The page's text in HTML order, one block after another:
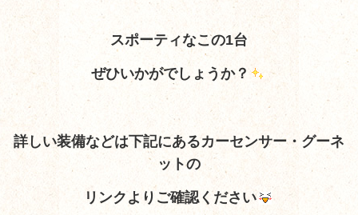
スポーティなこの1台
ぜひいかがでしょうか？
詳しい装備などは下記にあるカーセンサー・グーネ
ットの
リンクよりご確認ください